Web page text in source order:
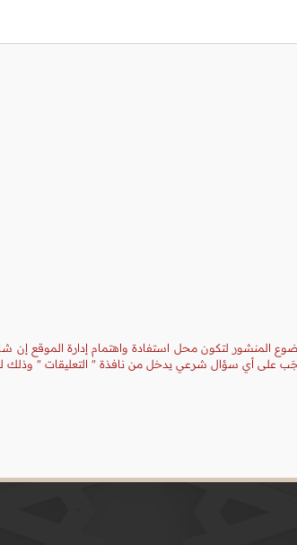
المنشور لتكون محل استفادة واهتمام إدارة الموقع إن
على أي سؤال شرعي يدخل من نافذة " التعليقات "